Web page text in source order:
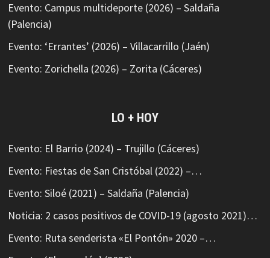
Evento: Campus multideporte (2026) – Saldaña
(Palencia)
Evento: ‘Errantes’ (2026) – Villacarrillo (Jaén)
Evento: Zorichella (2026) – Zorita (Cáceres)
LO + HOY
Evento: El Barrio (2024) – Trujillo (Cáceres)
Evento: Fiestas de San Cristóbal (2022) –…
Evento: Siloé (2021) – Saldaña (Palencia)
Noticia: 2 casos positivos de COVID-19 (agosto 2021)…
Evento: Ruta senderista «El Pontón» 2020 –…